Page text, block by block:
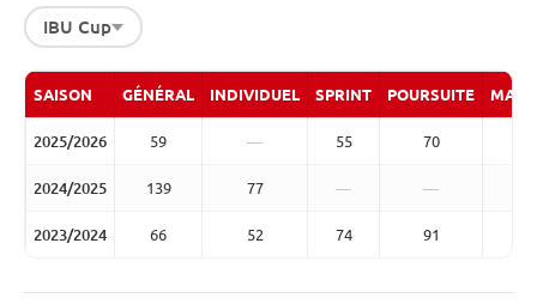
IBU Cup
SAISON GÉNÉRAL INDIVIDUEL SPRINT POURSUITE
2025/2026 59 — 55 70
2024/2025 139 77 — —
2023/2024 66 52 74 91